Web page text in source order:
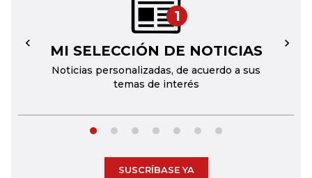
1
MI SELECCIÓN DE NOTICIAS
Noticias personalizadas, de acuerdo a sus
temas de interés
← →
SUSCRÍBASE YA